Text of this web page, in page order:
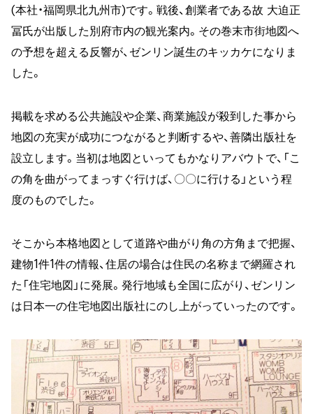
(本社・福岡県北九州市)です。戦後、創業者である故 大迫正
冨氏が出版した別府市内の観光案内。その巻末市街地図へ
の予想を超える反響が、ゼンリン誕生のキッカケになりま
した。
掲載を求める公共施設や企業、商業施設が殺到した事から
地図の充実が成功につながると判断するや、善隣出版社を
設立します。当初は地図といってもかなりアバウトで、「こ
の角を曲がってまっすぐ行けば、〇〇に行ける」という程
度のものでした。
そこから本格地図として道路や曲がり角の方角まで把握、
建物1件1件の情報、住居の場合は住民の名称まで網羅され
た「住宅地図」に発展。発行地域も全国に広がり、ゼンリン
は日本一の住宅地図出版社にのし上がっていったのです。